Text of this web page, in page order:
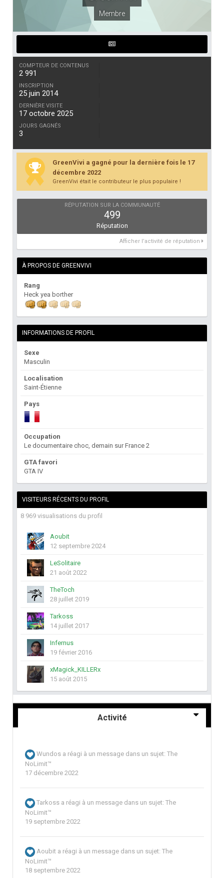
Membre
COMPTEUR DE CONTENUS
2 991
INSCRIPTION
25 juin 2014
DERNIÈRE VISITE
17 octobre 2025
JOURS GAGNÉS
3
GreenVivi a gagné pour la dernière fois le 17
décembre 2022
GreenVivi était le contributeur le plus populaire !
RÉPUTATION SUR LA COMMUNAUTÉ
499
Réputation
Afficher l’activité de réputation
À PROPOS DE GREENVIVI
Rang
Heck yea borther
INFORMATIONS DE PROFIL
Sexe
Masculin
Localisation
Saint-Étienne
Pays
Occupation
Le documentaire choc, demain sur France 2
GTA favori
GTA IV
VISITEURS RÉCENTS DU PROFIL
8 969 visualisations du profil
Aoubit
12 septembre 2024
LeSolitaire
21 août 2022
TheToch
28 juillet 2019
Tarkoss
14 juillet 2017
Infernus
19 février 2016
xMagick_KILLERx
15 août 2015
Activité
Wundos a réagi à un message dans un sujet: The
NoLimit™
17 décembre 2022
Tarkoss a réagi à un message dans un sujet: The
NoLimit™
19 septembre 2022
Aoubit a réagi à un message dans un sujet: The
NoLimit™
18 septembre 2022